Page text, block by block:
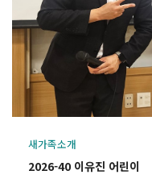
새가족소개
2026-40 이유진 어린이